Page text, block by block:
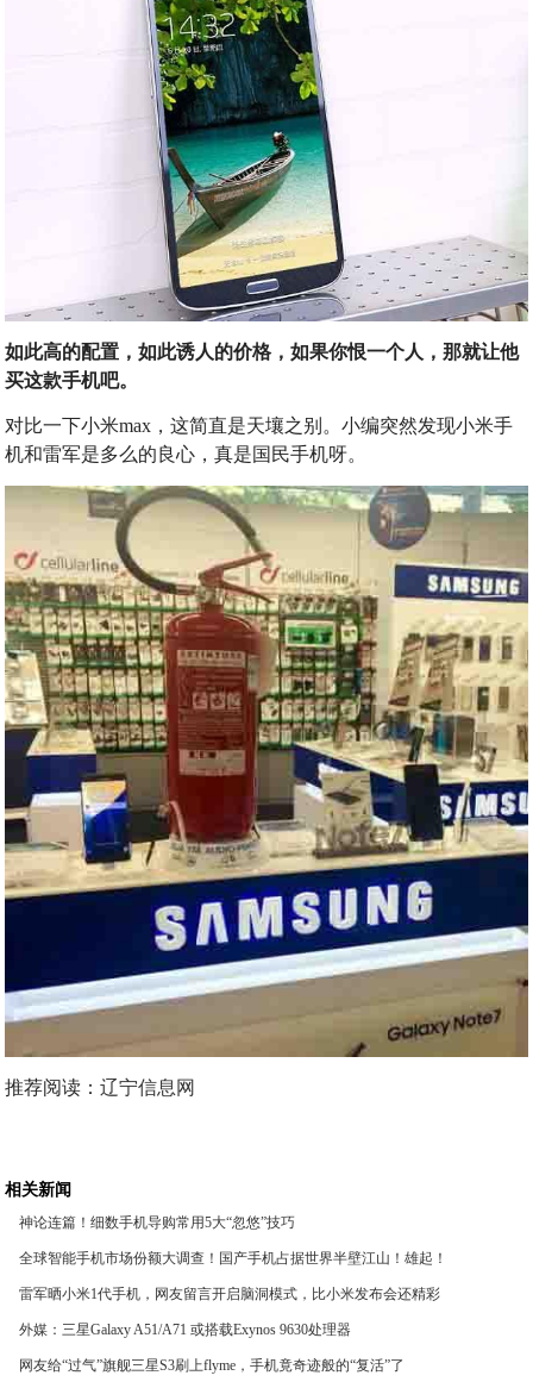
如此高的配置，如此诱人的价格，如果你恨一个人，那就让他
买这款手机吧。
对比一下小米max，这简直是天壤之别。小编突然发现小米手
机和雷军是多么的良心，真是国民手机呀。
推荐阅读：辽宁信息网
相关新闻
神论连篇！细数手机导购常用5大“忽悠”技巧
全球智能手机市场份额大调查！国产手机占据世界半壁江山！雄起！
雷军晒小米1代手机，网友留言开启脑洞模式，比小米发布会还精彩
外媒：三星Galaxy A51/A71 或搭载Exynos 9630处理器
网友给“过气”旗舰三星S3刷上flyme，手机竟奇迹般的“复活”了